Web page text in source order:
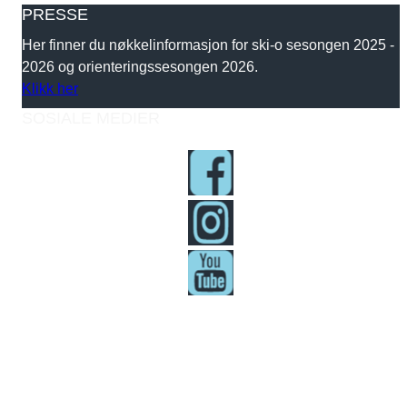
PRESSE
Her finner du nøkkelinformasjon for ski-o sesongen 2025 -
2026 og orienteringssesongen 2026.
Klikk her